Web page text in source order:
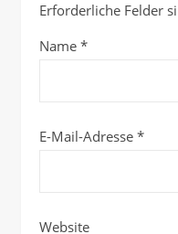
Erforderliche Felder
Name *
E-Mail-Adresse *
Website